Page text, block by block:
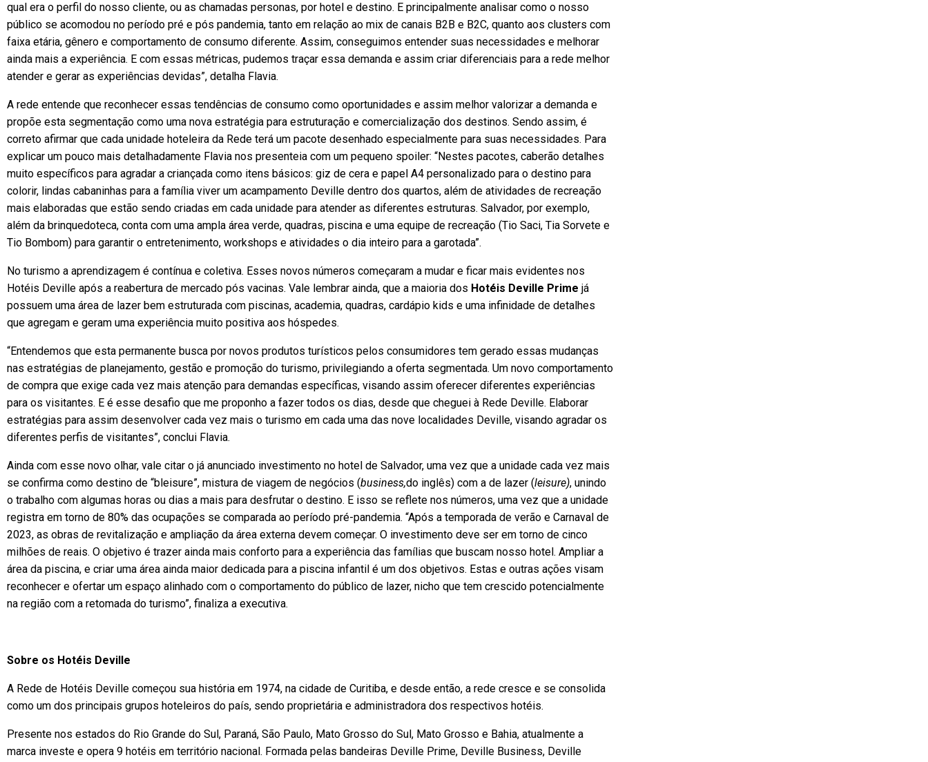
qual era o perfil do nosso cliente, ou as chamadas personas, por hotel e destino. E principalmente analisar como o nosso
público se acomodou no período pré e pós pandemia, tanto em relação ao mix de canais B2B e B2C, quanto aos clusters com
faixa etária, gênero e comportamento de consumo diferente. Assim, conseguimos entender suas necessidades e melhorar
ainda mais a experiência. E com essas métricas, pudemos traçar essa demanda e assim criar diferenciais para a rede melhor
atender e gerar as experiências devidas”, detalha Flavia.
A rede entende que reconhecer essas tendências de consumo como oportunidades e assim melhor valorizar a demanda e
propõe esta segmentação como uma nova estratégia para estruturação e comercialização dos destinos. Sendo assim, é
correto afirmar que cada unidade hoteleira da Rede terá um pacote desenhado especialmente para suas necessidades. Para
explicar um pouco mais detalhadamente Flavia nos presenteia com um pequeno spoiler: “Nestes pacotes, caberão detalhes
muito específicos para agradar a criançada como itens básicos: giz de cera e papel A4 personalizado para o destino para
colorir, lindas cabaninhas para a família viver um acampamento Deville dentro dos quartos, além de atividades de recreação
mais elaboradas que estão sendo criadas em cada unidade para atender as diferentes estruturas. Salvador, por exemplo,
além da brinquedoteca, conta com uma ampla área verde, quadras, piscina e uma equipe de recreação (Tio Saci, Tia Sorvete e
Tio Bombom) para garantir o entretenimento, workshops e atividades o dia inteiro para a garotada”.
No turismo a aprendizagem é contínua e coletiva. Esses novos números começaram a mudar e ficar mais evidentes nos
Hotéis Deville após a reabertura de mercado pós vacinas. Vale lembrar ainda, que a maioria dos Hotéis Deville Prime já
possuem uma área de lazer bem estruturada com piscinas, academia, quadras, cardápio kids e uma infinidade de detalhes
que agregam e geram uma experiência muito positiva aos hóspedes.
“Entendemos que esta permanente busca por novos produtos turísticos pelos consumidores tem gerado essas mudanças
nas estratégias de planejamento, gestão e promoção do turismo, privilegiando a oferta segmentada. Um novo comportamento
de compra que exige cada vez mais atenção para demandas específicas, visando assim oferecer diferentes experiências
para os visitantes. E é esse desafio que me proponho a fazer todos os dias, desde que cheguei à Rede Deville. Elaborar
estratégias para assim desenvolver cada vez mais o turismo em cada uma das nove localidades Deville, visando agradar os
diferentes perfis de visitantes”, conclui Flavia.
Ainda com esse novo olhar, vale citar o já anunciado investimento no hotel de Salvador, uma vez que a unidade cada vez mais
se confirma como destino de “bleisure”, mistura de viagem de negócios (business,do inglês) com a de lazer (leisure), unindo
o trabalho com algumas horas ou dias a mais para desfrutar o destino. E isso se reflete nos números, uma vez que a unidade
registra em torno de 80% das ocupações se comparada ao período pré-pandemia. “Após a temporada de verão e Carnaval de
2023, as obras de revitalização e ampliação da área externa devem começar. O investimento deve ser em torno de cinco
milhões de reais. O objetivo é trazer ainda mais conforto para a experiência das famílias que buscam nosso hotel. Ampliar a
área da piscina, e criar uma área ainda maior dedicada para a piscina infantil é um dos objetivos. Estas e outras ações visam
reconhecer e ofertar um espaço alinhado com o comportamento do público de lazer, nicho que tem crescido potencialmente
na região com a retomada do turismo”, finaliza a executiva.
Sobre os Hotéis Deville
A Rede de Hotéis Deville começou sua história em 1974, na cidade de Curitiba, e desde então, a rede cresce e se consolida
como um dos principais grupos hoteleiros do país, sendo proprietária e administradora dos respectivos hotéis.
Presente nos estados do Rio Grande do Sul, Paraná, São Paulo, Mato Grosso do Sul, Mato Grosso e Bahia, atualmente a
marca investe e opera 9 hotéis em território nacional. Formada pelas bandeiras Deville Prime, Deville Business, Deville